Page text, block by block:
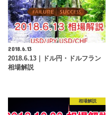
2018.6.13
2018.6.13｜ドル円・ドルフラン
相場解説
相場解説